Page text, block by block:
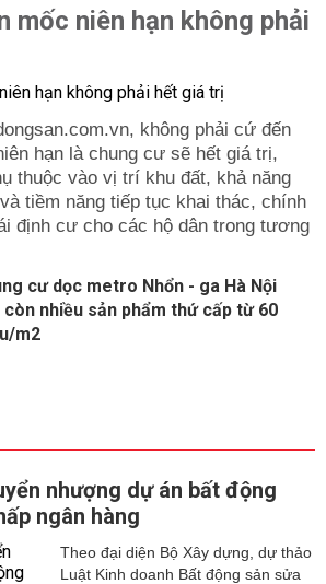
mốc niên hạn không phải
không phải cứ đến
hạn là chung cư sẽ hết giá trị,
thuộc vào vị trí khu đất, khả năng
tiềm năng tiếp tục khai thác, chính
định cư cho các hộ dân trong tương
cư dọc metro Nhổn - ga Hà Nội
còn nhiều sản phẩm thứ cấp từ 60
m2
nhượng dự án bất động
ngân hàng
Theo đại diện Bộ Xây dựng, dự thảo
Luật Kinh doanh Bất động sản sửa